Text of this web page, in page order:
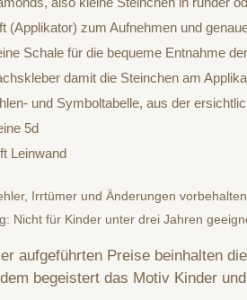
(Applikator) zum Aufnehmen und
Schale für die bequeme Entnahme
damit die Steinchen am
und Symboltabelle, aus der
5d
Leinwand
Irrtümer und Änderungen
Nicht für Kinder unter drei Jahren
aufgeführten Preise beinhalten
begeistert das Motiv Kinder